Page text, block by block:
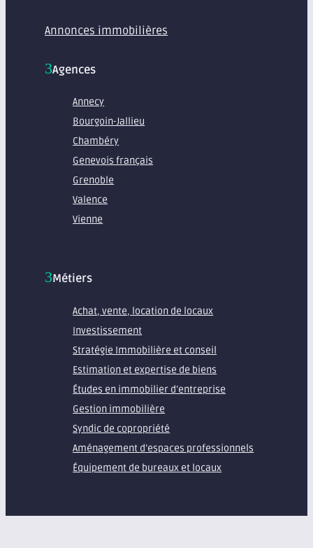
Annonces immobilières
Agences
Annecy
Bourgoin-Jallieu
Chambéry
Genevois français
Grenoble
Valence
Vienne
Métiers
Achat, vente, location de locaux
Investissement
Stratégie Immobilière et conseil
Estimation et expertise de biens
Études en immobilier d’entreprise
Gestion immobilière
Syndic de copropriété
Aménagement d’espaces professionnels
Équipement de bureaux et locaux